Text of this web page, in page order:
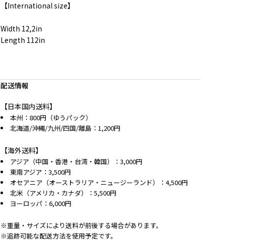
【International size】
Width 12,2in
Length 112in
配送情報
【日本国内送料】
本州：800円（ゆうパック）
北海道/沖縄/九州/四国/離島：1,200円
【海外送料】
アジア（中国・香港・台湾・韓国）：3,000円
東南アジア：3,500円
オセアニア（オーストラリア・ニュージーランド）：4,500円
北米（アメリカ・カナダ）：5,500円
ヨーロッパ：6,000円
※重量・サイズにより送料が前後する場合があります。
※追跡可能な配送方法を使用予定です。